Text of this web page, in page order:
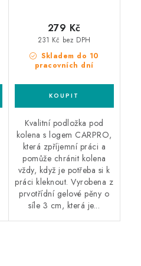
Skladem do 10
pracovních dní
231 Kč bez DPH
279 Kč
Kvalitní podložka pod
kolena s logem CARPRO,
která zpříjemní práci a
pomůže chránit kolena
vždy, když je potřeba si k
práci kleknout. Vyrobena z
prvotřídní gelové pěny o
síle 3 cm, která je...